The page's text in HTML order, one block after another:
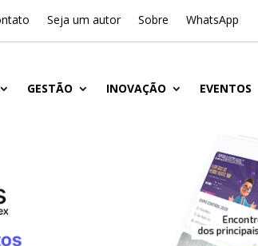
Seja um autor Sobre WhatsApp
GESTÃO INOVAÇÃO EVENTOS